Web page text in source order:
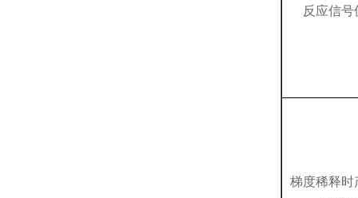
反应信号
梯度稀释时